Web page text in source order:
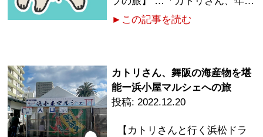
►この記事を読む
カトリさん、舞阪の海産物を堪
能ー浜小屋マルシェへの旅
2022.12.20
【カトリさんと行く浜松ドラ